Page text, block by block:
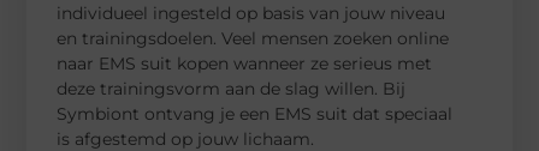
individueel ingesteld op basis van jouw niveau
en trainingsdoelen. Veel mensen zoeken online
naar EMS suit kopen wanneer ze serieus met
deze trainingsvorm aan de slag willen. Bij
Symbiont ontvang je een EMS suit dat speciaal
is afgestemd op jouw lichaam.